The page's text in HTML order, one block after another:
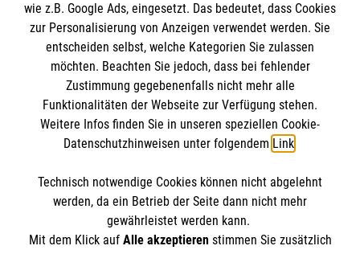
Datenschutz
Kontakt
Barrierefreiheit
Die Malteser
Malteser in Deutschland
Malteserorden
Sharepoint
Spendenkonto
IBAN: DE63 3706 0120 1201 2161 30
BIC: GENODED1PA7
So finden Sie uns
wie z.B. Google Ads, eingesetzt. Das bedeutet, dass Cookies
zur Personalisierung von Anzeigen verwendet werden. Sie
entscheiden selbst, welche Kategorien Sie zulassen
möchten. Beachten Sie jedoch, dass bei fehlender
Zustimmung gegebenenfalls nicht mehr alle
Funktionalitäten der Webseite zur Verfügung stehen.
Weitere Infos finden Sie in unseren speziellen Cookie-
Datenschutzhinweisen unter folgendem Link.
Technisch notwendige Cookies können nicht abgelehnt
werden, da ein Betrieb der Seite dann nicht mehr
gewährleistet werden kann.
Mit dem Klick auf Alle akzeptierenstimmen Sie zusätzlich